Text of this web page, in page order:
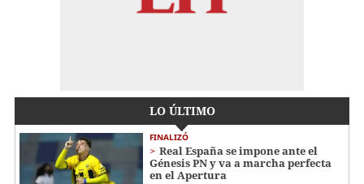
LO ÚLTIMO
FINALIZÓ
Real España se impone ante el
Génesis PN y va a marcha perfecta
en el Apertura